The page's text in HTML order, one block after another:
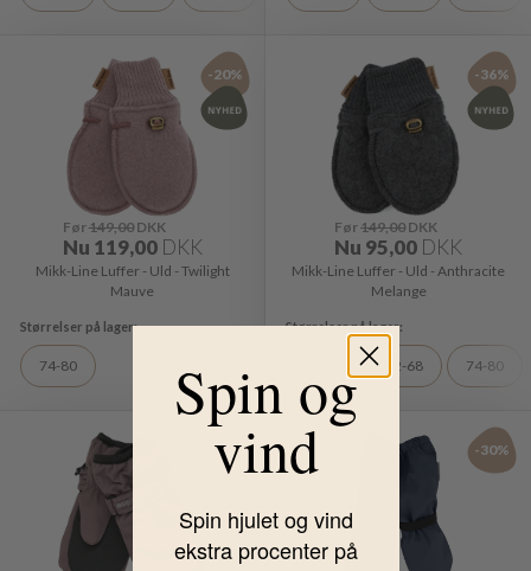
-20%
Før149,00DKK
Nu 119,00 DKK
Mikk-Line Luffer - Uld - Twilight
Mauve
74-80
-36%
Før149,00 DKK
Nu 95,00 DKK
Mikk-Line Luffer - Uld - Anthracite
Melange
62-68 74-80
-30% -30%
Spin og
vind
Spin hjulet og vind
ekstra procenter på